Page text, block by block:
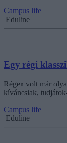
Campus life
Eduline
Egy régi
Régen volt már
kíváncsiak,
Campus life
Eduline